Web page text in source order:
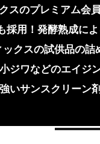
スのプレミアム会
採用！発酵熟成に
ックスの試供品の詰
小ジワなどのエイジ
いサンスクリーン剤